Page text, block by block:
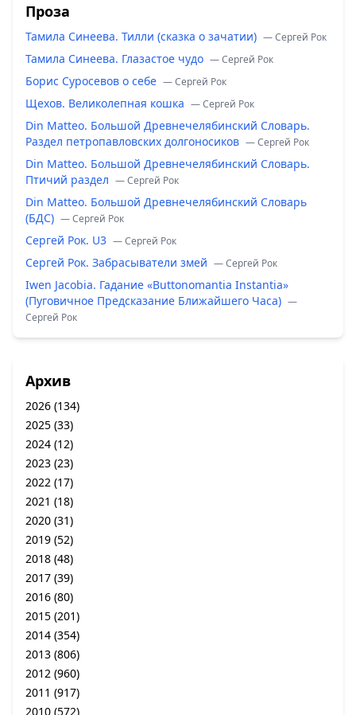
Проза
Тамила Синеева. Тилли (сказка о зачатии) — Сергей Рок
Тамила Синеева. Глазастое чудо — Сергей Рок
Борис Суросевов о себе — Сергей Рок
Щехов. Великолепная кошка — Сергей Рок
Din Matteo. Большой Древнечелябинский Словарь.
Раздел петропавловских долгоносиков — Сергей Рок
Din Matteo. Большой Древнечелябинский Словарь.
Птичий раздел — Сергей Рок
Din Matteo. Большой Древнечелябинский Словарь
(БДС) — Сергей Рок
Сергей Рок. U3 — Сергей Рок
Сергей Рок. Забрасыватели змей — Сергей Рок
Iwen Jacobia. Гадание «Buttonomantia Instantia»
(Пуговичное Предсказание Ближайшего Часа) —
Сергей Рок
Архив
2026 (134)
2025 (33)
2024 (12)
2023 (23)
2022 (17)
2021 (18)
2020 (31)
2019 (52)
2018 (48)
2017 (39)
2016 (80)
2015 (201)
2014 (354)
2013 (806)
2012 (960)
2011 (917)
2010 (572)